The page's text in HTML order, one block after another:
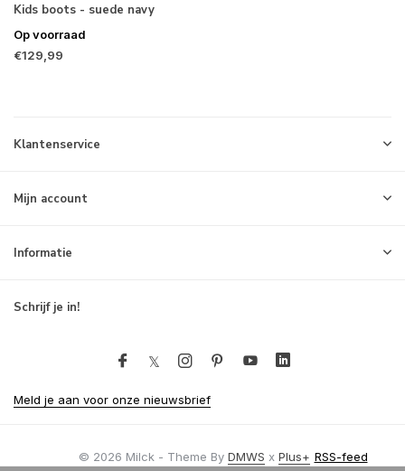
Kids boots - suede navy
Op voorraad
€129,99
Klantenservice
Mijn account
Informatie
Schrijf je in!
Meld je aan voor onze nieuwsbrief
© 2026 Milck - Theme By DMWS x Plus+ RSS-feed